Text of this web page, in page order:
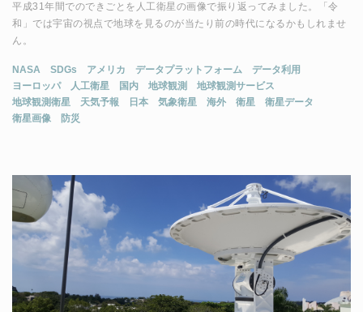
平成31年間でのできごとを人工衛星の画像で振り返ってみました。「令
和」では宇宙の視点で地球を見るのが当たり前の時代になるかもしれませ
ん。
NASA SDGs アメリカ データプラットフォーム
データ利用
ヨーロッパ
人工衛星 国内 地球観測
地球観測サービス
地球観測衛星
天気予報 日本 気象衛星 海外 衛星
衛星データ
衛星画像
防災